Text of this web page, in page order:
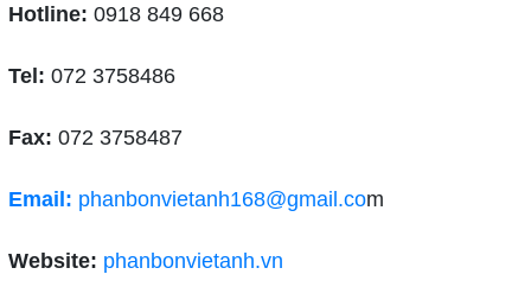
Hotline: 0918 849 668
Tel: 072 3758486
Fax: 072 3758487
Email: phanbonvietanh168@gmail.com
Website: phanbonvietanh.vn